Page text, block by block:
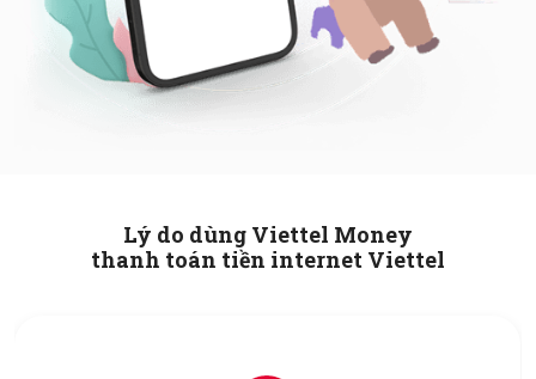
Lý do dùng Viettel Money
thanh toán tiền internet Viettel